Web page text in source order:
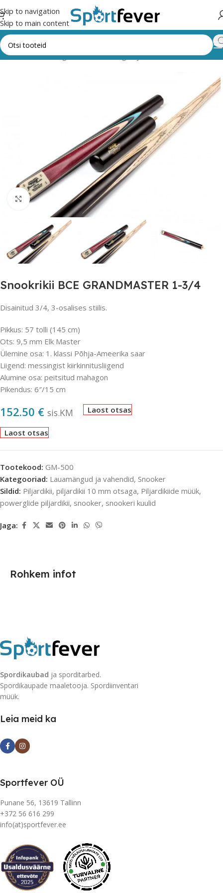
Skip to navigation
Skip to main content
Esileht Kõik kategooriad Lauamängud ja vahendid Snooker
Suurendamiseks klõpsake
Snookrikii BCE GRANDMASTER 1-3/4
Disainitud 3/4, 3-osalises stiilis.
Pikkus: 57 tolli (145 cm)
Ots: 9,5 mm Elk Master
Ülemine osa: 1. klassi Põhja-Ameerika saar
Liigend: messingist kiirkinnitusliigend
Alumine osa: peitsitud mahagon
Pikendus: 6″/15 cm
152.50 € sis.KM Laost otsas
Laost otsas
Tootekood: GM-500
Kategooriad: Lauamängud ja vahendid, Snooker
Sildid: Piljardikii, piljardikii 10 mm otsaga, Piljardikiide müük,
powerglide piljardikii, snooker, snookeri kuulid
Jaga:
Rohkem infot
Spordikaubad ja sporditarbed.
Spordikaupade maaletooja. Spordiinventari
müük.
Leia meid ka
Sportfever OÜ
Punane 56, 13619 Tallinn
+372 56 616 299
info(at)sportfever.ee